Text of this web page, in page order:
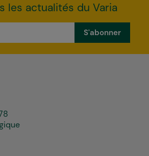
les actualités du Varia